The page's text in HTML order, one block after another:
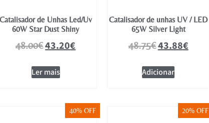
Catalisador de Unhas Led/Uv
60W Star Dust Shiny
48.00€43.20€
Ler mais
Catalisador de unhas UV / LED
65W Silver Light
48.75€43.88€
Adicionar
40% OFF 20% OFF